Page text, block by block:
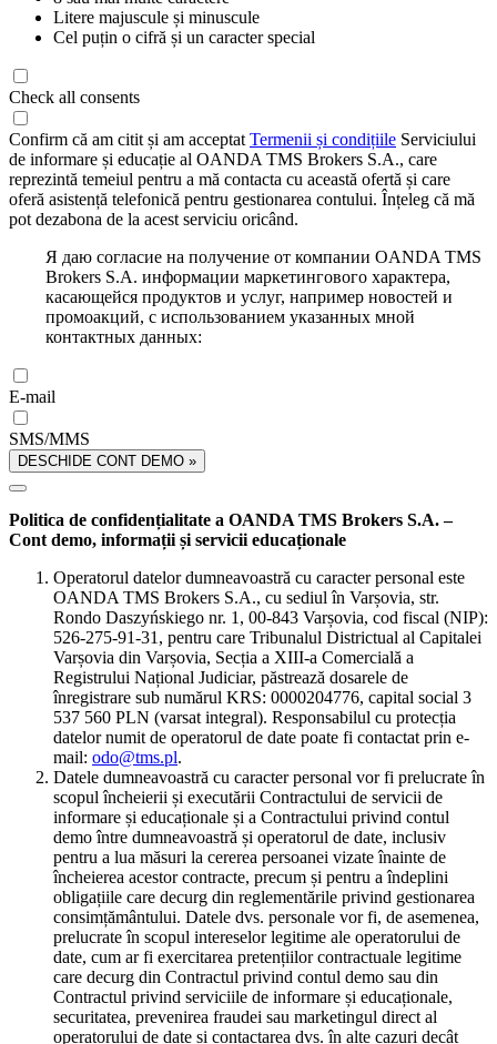
Litere majuscule și minuscule
Cel puțin o cifră și un caracter special
Check all consents
Confirm că am citit și am acceptat Termenii și condițiile Serviciului
de informare și educație al OANDA TMS Brokers S.A., care
reprezintă temeiul pentru a mă contacta cu această ofertă și care
oferă asistență telefonică pentru gestionarea contului. Înțeleg că mă
pot dezabona de la acest serviciu oricând.
Я даю согласие на получение от компании OANDA TMS
Brokers S.A. информации маркетингового характера,
касающейся продуктов и услуг, например новостей и
промоакций, с использованием указанных мной
контактных данных:
E-mail
SMS/MMS
DESCHIDE CONT DEMO »
Politica de confidențialitate a OANDA TMS Brokers S.A. –
Cont demo, informații și servicii educaționale
Operatorul datelor dumneavoastră cu caracter personal este
OANDA TMS Brokers S.A., cu sediul în Varșovia, str.
Rondo Daszyńskiego nr. 1, 00-843 Varșovia, cod fiscal (NIP):
526-275-91-31, pentru care Tribunalul Districtual al Capitalei
Varșovia din Varșovia, Secția a XIII-a Comercială a
Registrului Național Judiciar, păstrează dosarele de
înregistrare sub numărul KRS: 0000204776, capital social 3
537 560 PLN (varsat integral). Responsabilul cu protecția
datelor numit de operatorul de date poate fi contactat prin e-
mail: odo@tms.pl.
Datele dumneavoastră cu caracter personal vor fi prelucrate în
scopul încheierii și executării Contractului de servicii de
informare și educaționale și a Contractului privind contul
demo între dumneavoastră și operatorul de date, inclusiv
pentru a lua măsuri la cererea persoanei vizate înainte de
încheierea acestor contracte, precum și pentru a îndeplini
obligațiile care decurg din reglementările privind gestionarea
consimțământului. Datele dvs. personale vor fi, de asemenea,
prelucrate în scopul intereselor legitime ale operatorului de
date, cum ar fi exercitarea pretențiilor contractuale legitime
care decurg din Contractul privind contul demo sau din
Contractul privind serviciile de informare și educaționale,
securitatea, prevenirea fraudei sau marketingul direct al
operatorului de date și contactarea dvs. în alte cazuri decât